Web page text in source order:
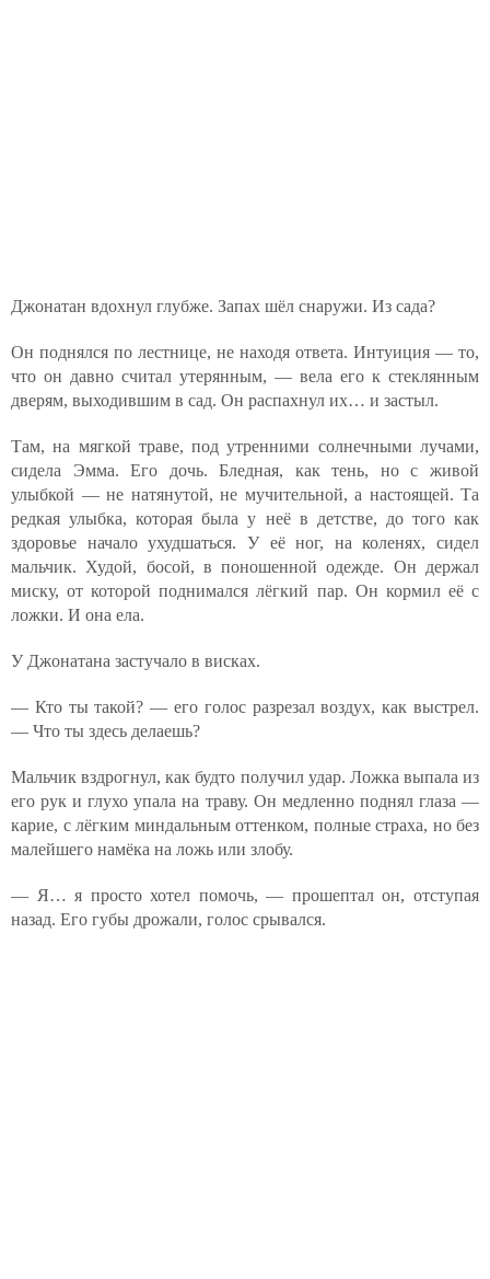
Джонатан вдохнул глубже. Запах шёл снаружи. Из сада?
Он поднялся по лестнице, не находя ответа. Интуиция — то,
что он давно считал утерянным, — вела его к стеклянным
дверям, выходившим в сад. Он распахнул их… и застыл.
Там, на мягкой траве, под утренними солнечными лучами,
сидела Эмма. Его дочь. Бледная, как тень, но с живой
улыбкой — не натянутой, не мучительной, а настоящей. Та
редкая улыбка, которая была у неё в детстве, до того как
здоровье начало ухудшаться. У её ног, на коленях, сидел
мальчик. Худой, босой, в поношенной одежде. Он держал
миску, от которой поднимался лёгкий пар. Он кормил её с
ложки. И она ела.
У Джонатана застучало в висках.
— Кто ты такой? — его голос разрезал воздух, как выстрел.
— Что ты здесь делаешь?
Мальчик вздрогнул, как будто получил удар. Ложка выпала из
его рук и глухо упала на траву. Он медленно поднял глаза —
карие, с лёгким миндальным оттенком, полные страха, но без
малейшего намёка на ложь или злобу.
— Я… я просто хотел помочь, — прошептал он, отступая
назад. Его губы дрожали, голос срывался.